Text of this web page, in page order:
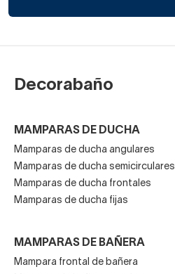
Decorabaño
MAMPARAS DE DUCHA
Mamparas de ducha angulares
Mamparas de ducha semicirculares
Mamparas de ducha frontales
Mamparas de ducha fijas
MAMPARAS DE BAÑERA
Mampara frontal de bañera